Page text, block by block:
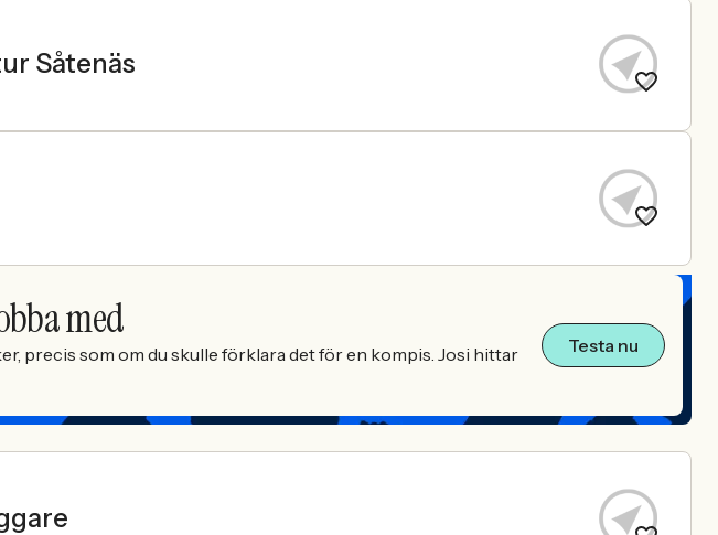
Såtenäs
med
precis som om du skulle förklara det för en kompis. Josi hittar
Testa nu